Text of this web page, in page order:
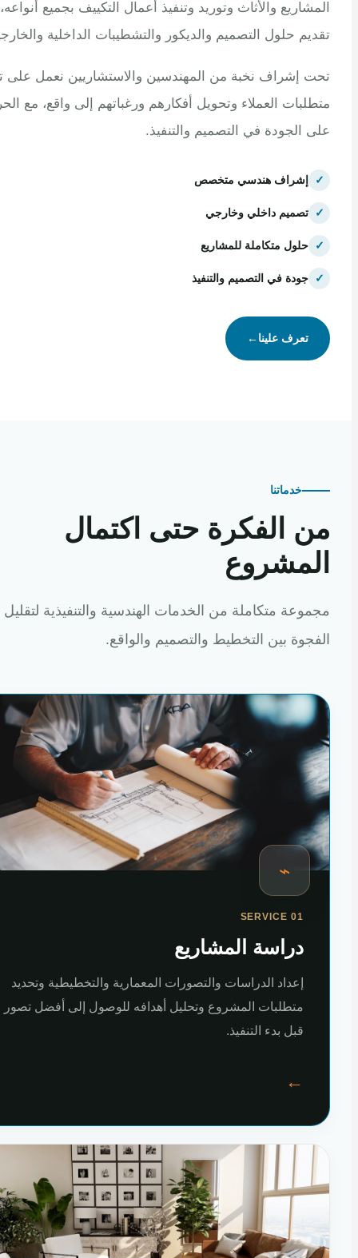
والأثاث وتوريد وتنفيذ أعمال التكييف بجميع أنواعه، مع
حلول التصميم والديكور والتشطيبات الداخلية والخارجية.
إشراف نخبة من المهندسين والاستشاريين نعمل على تلبية
العملاء وتحويل أفكارهم ورغباتهم إلى واقع، مع الحرص
في التصميم والتنفيذ.
إشراف هندسي متخصص
تصميم داخلي وخارجي
حلول متكاملة للمشاريع
جودة في التصميم والتنفيذ
تعرف علينا←
خدماتنا
الفكرة حتى اكتمال
متكاملة من الخدمات الهندسية والتنفيذية لتقليل
بين التخطيط والتصميم والواقع.
⌁
SERVICE 01
دراسة المشاريع
إعداد الدراسات والتصورات المعمارية والتخطيطية وتحديد
متطلبات المشروع وتحليل أهدافه للوصول إلى أفضل تصور
قبل بدء التنفيذ.